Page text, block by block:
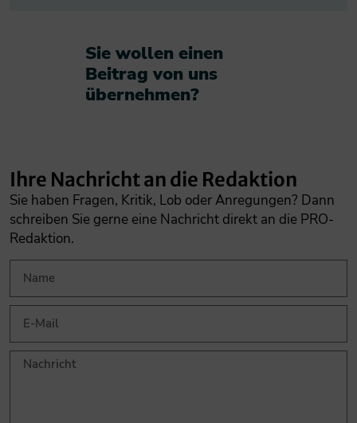
Sie wollen einen
Beitrag von uns
übernehmen?​
Ihre Nachricht an die Redaktion
Sie haben Fragen, Kritik, Lob oder Anregungen? Dann
schreiben Sie gerne eine Nachricht direkt an die PRO-
Redaktion.